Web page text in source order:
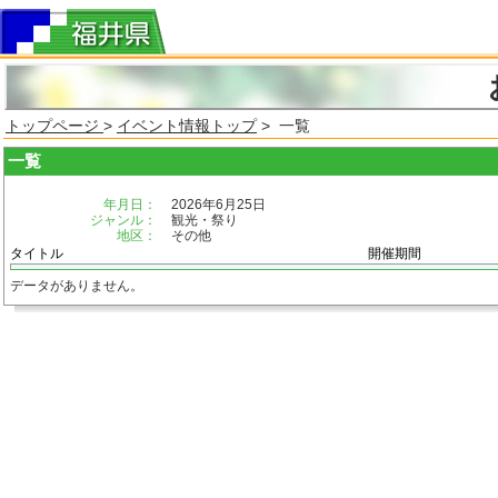
トップページ > イベント情報トップ> 一覧
一覧
年月日：
2026年6月25日
ジャンル：
観光・祭り
地区：
その他
タイトル
開催期間
データがありません。